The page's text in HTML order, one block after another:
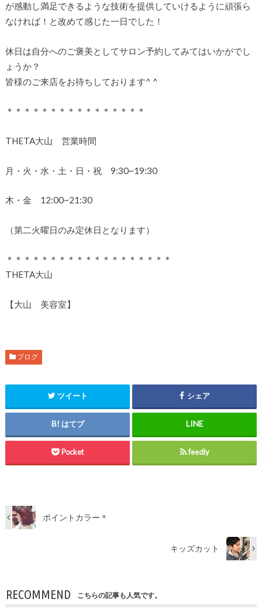
が感動し満足できるような技術を提供していけるように頑張ら
なければ！と改めて感じた一日でした！
休日は自分へのご褒美としてサロン予約してみてはいかがでし
ょうか？
皆様のご来店をお待ちしております^ ^
＊＊＊＊＊＊＊＊＊＊＊＊＊＊＊＊
THETA大山 営業時間
月・火・水・土・日・祝 9:30~19:30
木・金 12:00~21:30
（第二火曜日のみ定休日となります）
＊＊＊＊＊＊＊＊＊＊＊＊＊＊＊＊＊＊＊
THETA大山
【大山 美容室】
ブログ
ツイート シェア
はてブ
Pocket feedly
ポイントカラー＊
キッズカット
RECOMMEND こちらの記事も人気です。